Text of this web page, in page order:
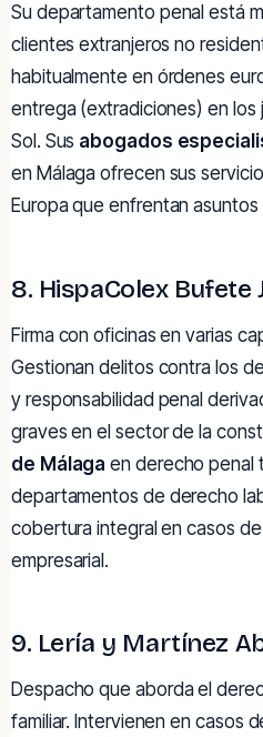
Su departamento penal está
clientes extranjeros no
habitualmente en órdenes
entrega (extradiciones) en los
Sol. Sus abogados
en Málaga ofrecen sus
Europa que enfrentan
8. HispaColex Bufete
Firma con oficinas en varias
Gestionan delitos contra los
y responsabilidad penal
graves en el sector de la
de Málaga en derecho penal
departamentos de derecho
cobertura integral en casos
empresarial.
9. Lería y Martínez
Despacho que aborda el
familiar. Intervienen en casos